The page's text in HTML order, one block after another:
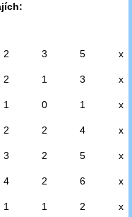
2 3 5 x
2 1 3 x
1 0 1 x
2 2 4 x
3 2 5 x
4 2 6 x
1 1 2 x